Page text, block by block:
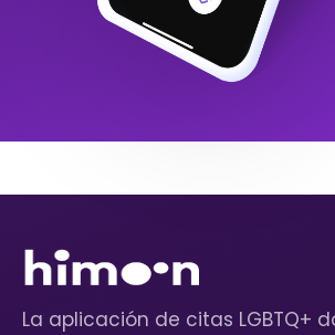
La aplicación de citas LGBTQ+